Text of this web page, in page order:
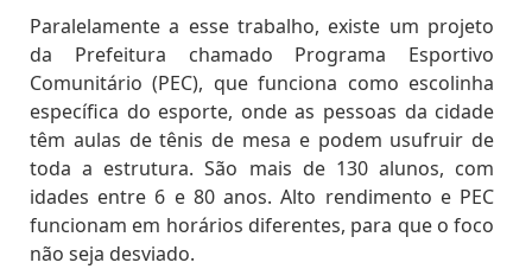
Paralelamente a esse trabalho, existe um projeto
da Prefeitura chamado Programa Esportivo
Comunitário (PEC), que funciona como escolinha
específica do esporte, onde as pessoas da cidade
têm aulas de tênis de mesa e podem usufruir de
toda a estrutura. São mais de 130 alunos, com
idades entre 6 e 80 anos. Alto rendimento e PEC
funcionam em horários diferentes, para que o foco
não seja desviado.